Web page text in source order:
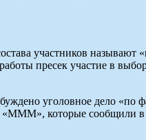
участников
пресек участие в
уголовное дело
которые сообщили